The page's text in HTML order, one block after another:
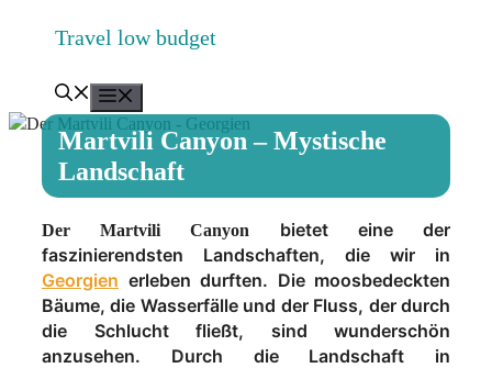
springen
Travel low budget
Martvili Canyon – Mystische
Landschaft
Der Martvili Canyon bietet eine der
faszinierendsten Landschaften, die wir in
Georgien erleben durften. Die moosbedeckten
Bäume, die Wasserfälle und der Fluss, der durch
die Schlucht fließt, sind wunderschön
anzusehen. Durch die Landschaft in